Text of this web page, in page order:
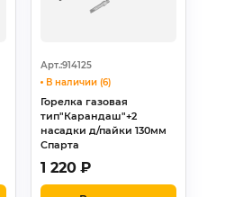
Арт.:914125
В наличии (6)
Горелка газовая
тип"Карандаш"+2
насадки д/пайки 130мм
Спарта
1 220 ₽